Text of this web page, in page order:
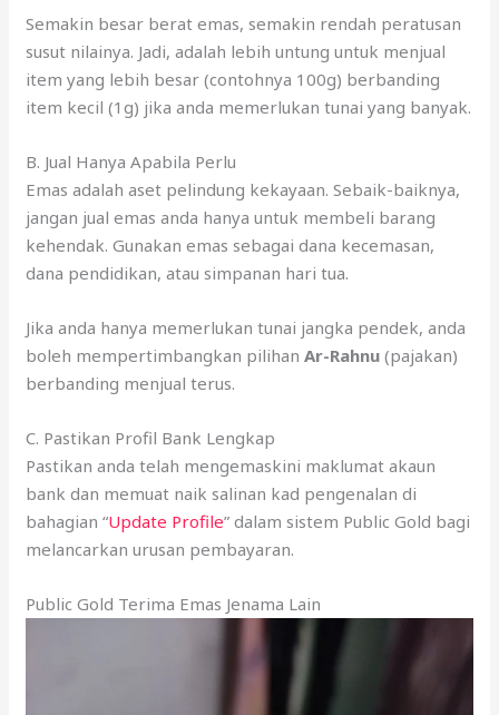
Semakin besar berat emas, semakin rendah peratusan
susut nilainya. Jadi, adalah lebih untung untuk menjual
item yang lebih besar (contohnya 100g) berbanding
item kecil (1g) jika anda memerlukan tunai yang banyak.
B. Jual Hanya Apabila Perlu
Emas adalah aset pelindung kekayaan. Sebaik-baiknya,
jangan jual emas anda hanya untuk membeli barang
kehendak. Gunakan emas sebagai dana kecemasan,
dana pendidikan, atau simpanan hari tua.
Jika anda hanya memerlukan tunai jangka pendek, anda
boleh mempertimbangkan pilihanAr-Rahnu (pajakan)
berbanding menjual terus.
C. Pastikan Profil Bank Lengkap
Pastikan anda telah mengemaskini maklumat akaun
bank dan memuat naik salinan kad pengenalan di
bahagian “Update Profile” dalam sistem Public Gold bagi
melancarkan urusan pembayaran.
Public Gold Terima Emas Jenama Lain